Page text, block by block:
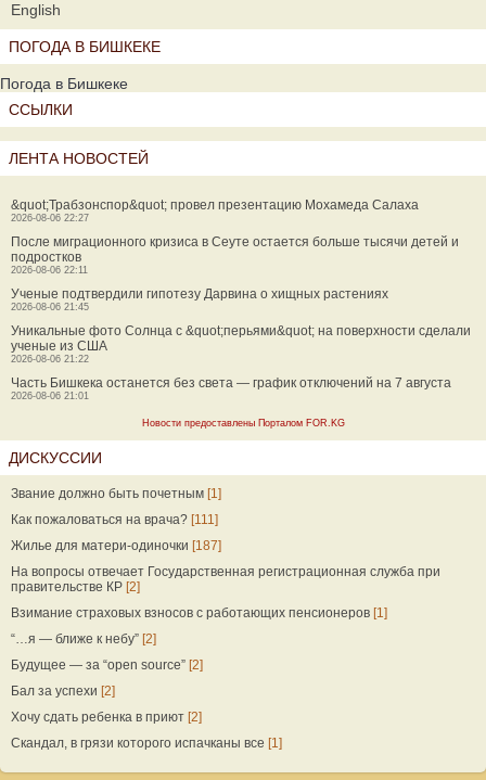
English
ПОГОДА В БИШКЕКЕ
Погода в Бишкеке
ССЫЛКИ
ЛЕНТА НОВОСТЕЙ
&quot;Трабзонспор&quot; провел презентацию Мохамеда Салаха
2026-08-06 22:27
После миграционного кризиса в Сеуте остается больше тысячи детей и
подростков
2026-08-06 22:11
Ученые подтвердили гипотезу Дарвина о хищных растениях
2026-08-06 21:45
Уникальные фото Солнца с &quot;перьями&quot; на поверхности сделали
ученые из США
2026-08-06 21:22
Часть Бишкека останется без света — график отключений на 7 августа
2026-08-06 21:01
Новости предоставлены Порталом FOR.KG
ДИСКУССИИ
Звание должно быть почетным [1]
Как пожаловаться на врача? [111]
Жилье для матери-одиночки [187]
На вопросы отвечает Государственная регистрационная служба при
правительстве КР [2]
Взимание страховых взносов с работающих пенсионеров [1]
“…я — ближе к небу” [2]
Будущее — за “open source” [2]
Бал за успехи [2]
Хочу сдать ребенка в приют [2]
Скандал, в грязи которого испачканы все [1]